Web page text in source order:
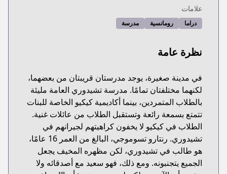
علامات
دراما رومانسية مدرسة
نظرة عامة
في مدينة صغيرة، يوجد مدرستان قريبتان من بعضهما،
لكنهما مختلفتان تمامًا. مدرسة تشيدوري العامة مليئة
بالطلاب المتمردين، بينما أكاديمية كيكيو الخاصة للبنات
تتمتع بسمعة رائعة وتستقبل الطلاب من عائلات غنية.
الطلاب في كيكيو لا يخفون كراهيتهم لجيرانهم في
تشيدوري. رنتارو تسوموجي، البالغ من العمر 16 عامًا،
هو طالب في تشيدوري، لكن مظهره المخيف يجعل
الجميع يتجنبونه. ومع ذلك، فهو سعيد مع أصدقائه ولا